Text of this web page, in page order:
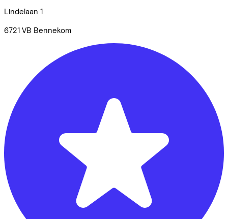
Lindelaan 1
6721 VB Bennekom